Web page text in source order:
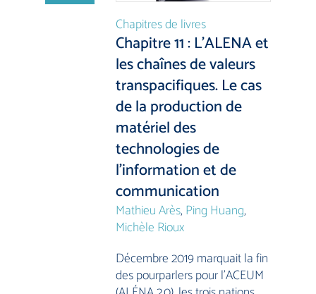
Chapitres de livres
Chapitre 11 : L’ALENA et
les chaînes de valeurs
transpacifiques. Le cas
de la production de
matériel des
technologies de
l’information et de
communication
Mathieu Arès,Ping Huang,
Michèle Rioux
Décembre 2019 marquait la fin
des pourparlers pour l’ACEUM